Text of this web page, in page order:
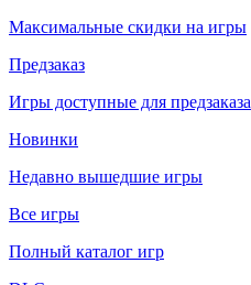
Максимальные скидки на игры
Предзаказ
Игры доступные для предзаказа
Новинки
Недавно вышедшие игры
Все игры
Полный каталог игр